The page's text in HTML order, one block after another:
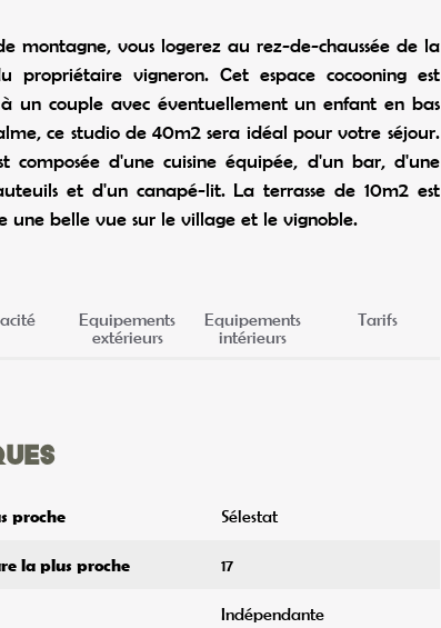
montagne, vous logerez au rez-de-chaussée de la
propriétaire vigneron. Cet espace cocooning est
un couple avec éventuellement un enfant en bas
ce studio de 40m2 sera idéal pour votre séjour.
composée d'une cuisine équipée, d'un bar, d'une
et d'un canapé-lit. La terrasse de 10m2 est
une belle vue sur le village et le vignoble.
Equipements
extérieurs
Equipements
intérieurs
Tarifs
proche Sélestat
la plus proche 17
Indépendante